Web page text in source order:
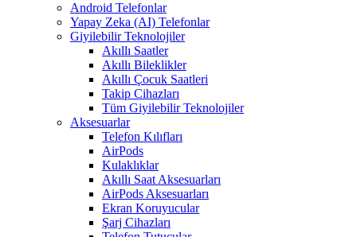
Android Telefonlar
Yapay Zeka (AI) Telefonlar
Giyilebilir Teknolojiler
Akıllı Saatler
Akıllı Bileklikler
Akıllı Çocuk Saatleri
Takip Cihazları
Tüm Giyilebilir Teknolojiler
Aksesuarlar
Telefon Kılıfları
AirPods
Kulaklıklar
Akıllı Saat Aksesuarları
AirPods Aksesuarları
Ekran Koruyucular
Şarj Cihazları